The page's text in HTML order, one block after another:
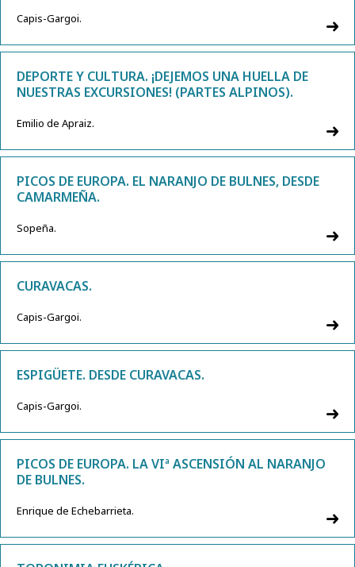
Capis-Gargoi.
DEPORTE Y CULTURA. ¡DEJEMOS UNA HUELLA DE
NUESTRAS EXCURSIONES! (PARTES ALPINOS).
Emilio de Apraiz.
PICOS DE EUROPA. EL NARANJO DE BULNES, DESDE
CAMARMEÑA.
Sopeña.
CURAVACAS.
Capis-Gargoi.
ESPIGÜETE. DESDE CURAVACAS.
Capis-Gargoi.
PICOS DE EUROPA. LA VIª ASCENSIÓN AL NARANJO
DE BULNES.
Enrique de Echebarrieta.